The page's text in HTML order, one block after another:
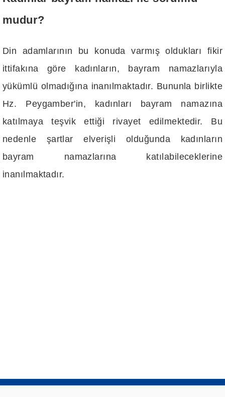
mudur?
Din adamlarının bu konuda varmış oldukları fikir
ittifakına göre kadınların, bayram namazlarıyla
yükümlü olmadığına inanılmaktadır. Bununla birlikte
Hz. Peygamber'in, kadınları bayram namazına
katılmaya teşvik ettiği rivayet edilmektedir. Bu
nedenle şartlar elverişli olduğunda kadınların
bayram namazlarına katılabileceklerine
inanılmaktadır.